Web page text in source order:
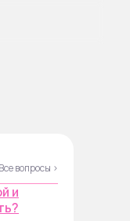
Все вопросы ›
и